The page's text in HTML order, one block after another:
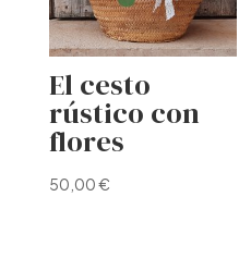
El cesto
rústico con
flores
50,00€